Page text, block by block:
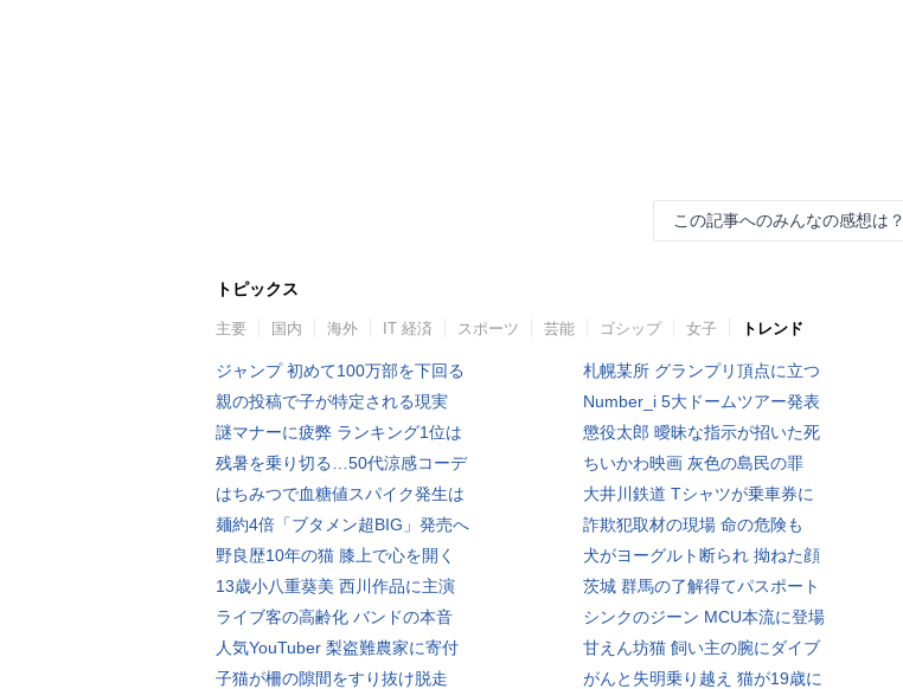
この記事へのみんなの感想は？
トピックス
主要 国内 海外 IT 経済 スポーツ 芸能 ゴシップ 女子 トレンド
ジャンプ 初めて100万部を下回る
親の投稿で子が特定される現実
謎マナーに疲弊 ランキング1位は
残暑を乗り切る…50代涼感コーデ
はちみつで血糖値スパイク発生は
麺約4倍「ブタメン超BIG」発売へ
野良歴10年の猫 膝上で心を開く
13歳小八重葵美 西川作品に主演
ライブ客の高齢化 バンドの本音
人気YouTuber 梨盗難農家に寄付
子猫が柵の隙間をすり抜け脱走
札幌某所 グランプリ頂点に立つ
Number_i 5大ドームツアー発表
懲役太郎 曖昧な指示が招いた死
ちいかわ映画 灰色の島民の罪
大井川鉄道 Tシャツが乗車券に
詐欺犯取材の現場 命の危険も
犬がヨーグルト断られ 拗ねた顔
茨城 群馬の了解得てパスポート
シンクのジーン MCU本流に登場
甘えん坊猫 飼い主の腕にダイブ
がんと失明乗り越え 猫が19歳に